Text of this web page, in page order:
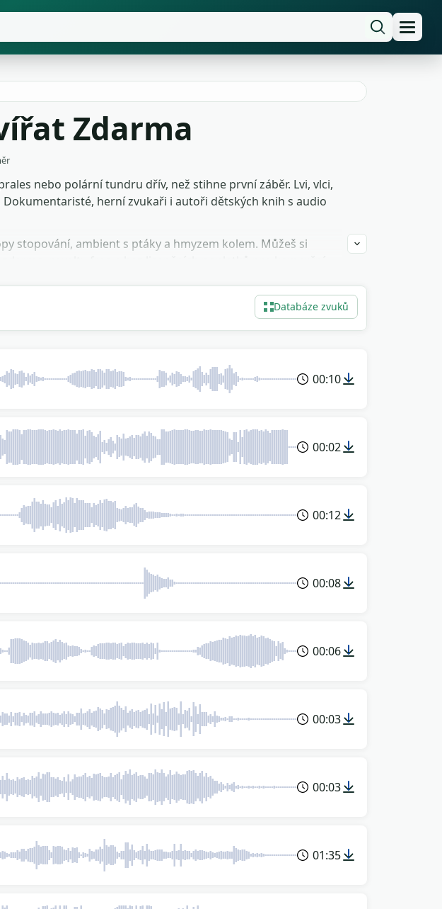
Zdarma
nebo polární tundru dřív, než stihne první záběr. Lvi, vlci,
herní zvukaři i autoři dětských knih s audio
stopování, ambient s ptáky a hmyzem kolem. Můžeš si
Databáze zvuků
00:10
00:02
00:12
00:08
00:06
00:03
00:03
01:35